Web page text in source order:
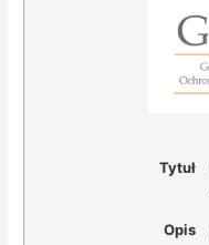
Tytuł
Opis